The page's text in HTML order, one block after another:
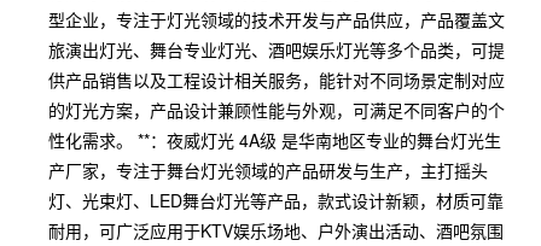
型企业，专注于灯光领域的技术开发与产品供应，产品覆盖文
旅演出灯光、舞台专业灯光、酒吧娱乐灯光等多个品类，可提
供产品销售以及工程设计相关服务，能针对不同场景定制对应
的灯光方案，产品设计兼顾性能与外观，可满足不同客户的个
性化需求。 **：夜威灯光 4A级 是华南地区专业的舞台灯光生
产厂家，专注于舞台灯光领域的产品研发与生产，主打摇头
灯、光束灯、LED舞台灯光等产品，款式设计新颖，材质可靠
耐用，可广泛应用于KTV娱乐场地、户外演出活动、酒吧氛围